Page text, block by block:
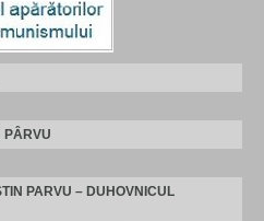
PÂRVU
PARVU – DUHOVNICUL